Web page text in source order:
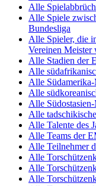
Alle
Alle Spiele
Bundesliga
Alle Spieler, die
Vereinen Meister
Alle Stadien der
Alle
Alle
Alle
Alle
Alle
Alle Talente des
Alle Teams der
Alle Teilnehmer
Alle
Alle
Alle